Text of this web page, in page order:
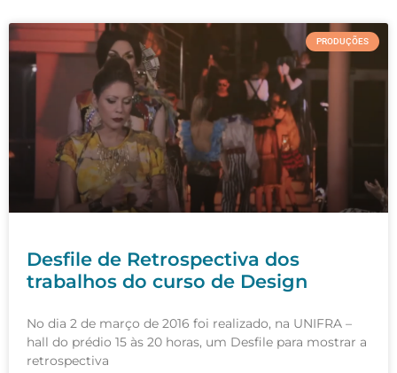
PRODUÇÕES
Desfile de Retrospectiva dos
trabalhos do curso de Design
No dia 2 de março de 2016 foi realizado, na UNIFRA –
hall do prédio 15 às 20 horas, um Desfile para mostrar a
retrospectiva